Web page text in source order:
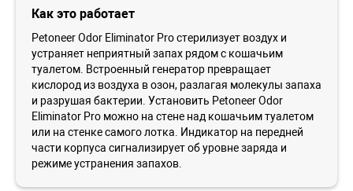
Как это работает
Petoneer Odor Eliminator Pro стерилизует воздух и
устраняет неприятный запах рядом с кошачьим
туалетом. Встроенный генератор превращает
кислород из воздуха в озон, разлагая молекулы запаха
и разрушая бактерии. Установить Petoneer Odor
Eliminator Pro можно на стене над кошачьим туалетом
или на стенке самого лотка. Индикатор на передней
части корпуса сигнализирует об уровне заряда и
режиме устранения запахов.